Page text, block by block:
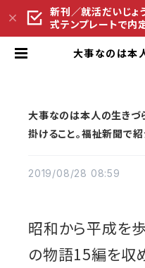
新刊／就活だいじょ
式テンプレートで内
大事なのは本
大事なのは本人の生きづ
掛けること。福祉新聞で
2019/08/28 08:59
昭和から平成を
の物語15編を収